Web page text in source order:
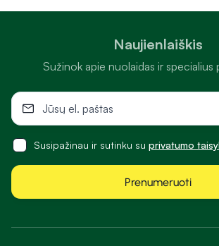
Naujienlaiškis
Sužinok apie nuolaidas ir specialius
Susipažinau ir sutinku su privatumo
Prenumeruoti